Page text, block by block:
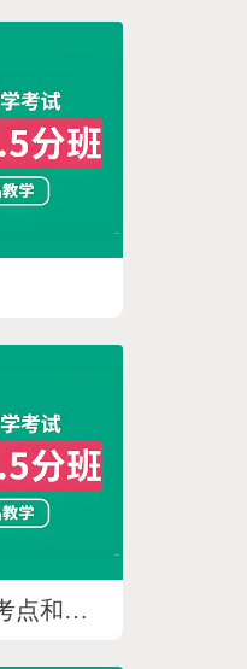
雅思听力重难点 -- 填空题考点和技巧